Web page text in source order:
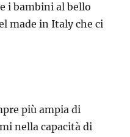
i bambini al bello
made in Italy che ci
più ampia di
nella capacità di